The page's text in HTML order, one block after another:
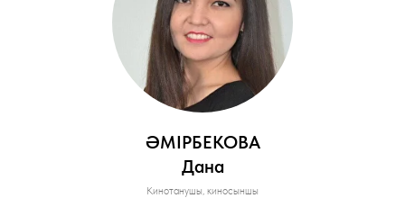
ӘМІРБЕКОВА
Дана
Кинотанушы, киносыншы